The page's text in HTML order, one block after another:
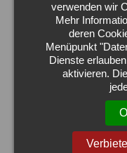
Wir sind Markenbotschafter der Oberlausitz.
verwenden wir
Mehr
deren
Menüpunkt
Dienste
aktivieren.